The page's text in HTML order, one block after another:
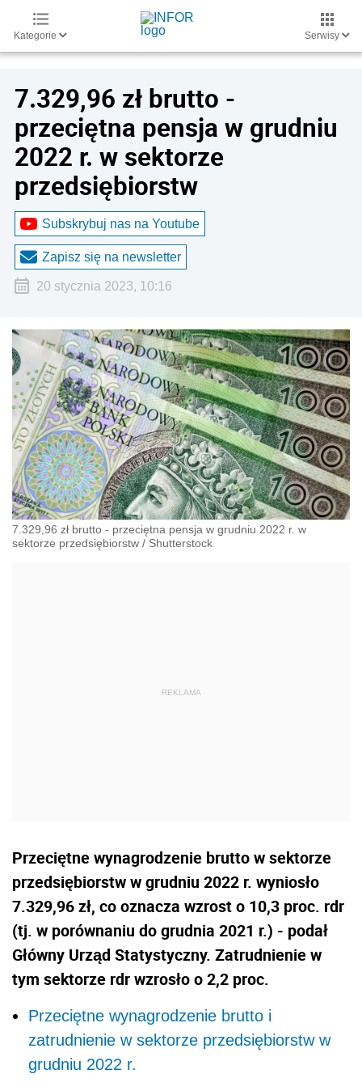
Kategorie Serwisy
7.329,96 zł brutto -
przeciętna pensja w grudniu
2022 r. w sektorze
przedsiębiorstw
Subskrybuj nas na Youtube
Zapisz się na newsletter
20 stycznia 2023, 10:16
7.329,96 zł brutto - przeciętna pensja w grudniu 2022 r. w
sektorze przedsiębiorstw / Shutterstock
Przeciętne wynagrodzenie brutto w sektorze
przedsiębiorstw w grudniu 2022 r. wyniosło
7.329,96 zł, co oznacza wzrost o 10,3 proc. rdr
(tj. w porównaniu do grudnia 2021 r.) - podał
Główny Urząd Statystyczny. Zatrudnienie w
tym sektorze rdr wzrosło o 2,2 proc.
Przeciętne wynagrodzenie brutto i
zatrudnienie w sektorze przedsiębiorstw w
grudniu 2022 r.